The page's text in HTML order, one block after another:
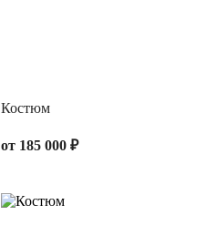
Костюм
от 185 000 ₽